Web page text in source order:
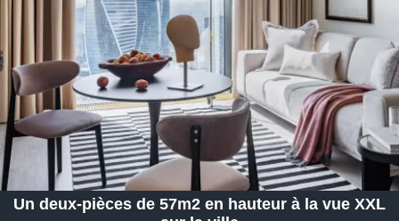
Un deux-pièces de 57m2 en hauteur à la vue XXL